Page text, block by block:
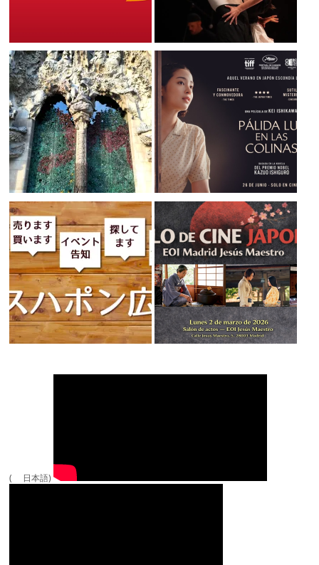
( 日本語)